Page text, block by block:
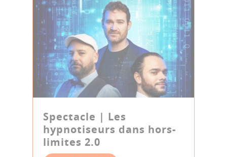
Spectacle | Les
hypnotiseurs dans hors-
limites 2.0